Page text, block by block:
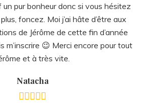
m’inscrire 😉 Merci encore pour tout
et à très vite.
Natacha
un apprentissage ultra efficace.
tout retourné 🙃 pour le meilleur 🙂